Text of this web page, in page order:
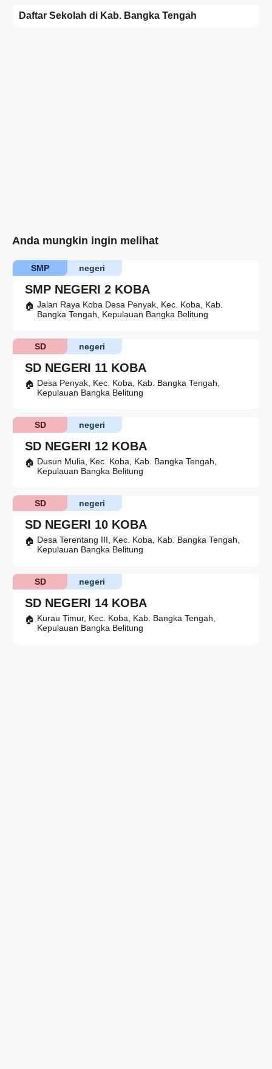
Daftar Sekolah di Kab. Bangka Tengah
Anda mungkin ingin melihat
SMP NEGERI 2 KOBA
negeri
SMP
Jalan Raya Koba Desa Penyak, Kec. Koba, Kab.
Bangka Tengah, Kepulauan Bangka Belitung
SD NEGERI 11 KOBA
negeri
SD
Desa Penyak, Kec. Koba, Kab. Bangka Tengah,
Kepulauan Bangka Belitung
SD NEGERI 12 KOBA
negeri
SD
Dusun Mulia, Kec. Koba, Kab. Bangka Tengah,
Kepulauan Bangka Belitung
SD NEGERI 10 KOBA
negeri
SD
Desa Terentang III, Kec. Koba, Kab. Bangka Tengah,
Kepulauan Bangka Belitung
SD NEGERI 14 KOBA
negeri
SD
Kurau Timur, Kec. Koba, Kab. Bangka Tengah,
Kepulauan Bangka Belitung